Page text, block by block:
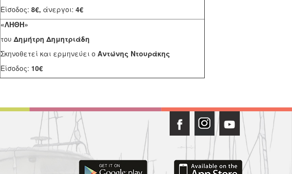
Είσοδος: 8€, άνεργοι: 4€
«ΛΗΘΗ»
του Δημήτρη Δημητριάδη
Σκηνοθετεί και ερμηνεύει ο Αντώνης Ντουράκης
Είσοδος: 10€